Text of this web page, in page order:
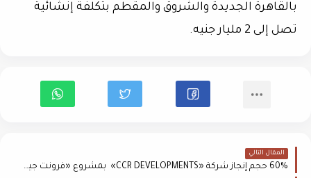
بالقاهرة الجديدة والشروق والمقطم بتكلفة إنشائية
تصل إلى 2 مليار جنيه.
المقال التالي
60% حجم إنجاز شركة «CCR DEVELOPMENTS» بمشروع «فرونت جيت»